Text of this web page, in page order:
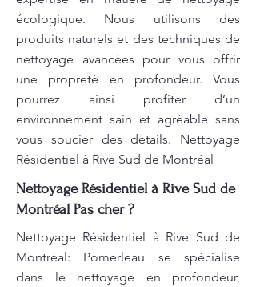
écologique. Nous utilisons des
produits naturels et des techniques de
nettoyage avancées pour vous offrir
une propreté en profondeur. Vous
pourrez ainsi profiter d’un
environnement sain et agréable sans
vous soucier des détails. Nettoyage
Résidentiel à Rive Sud de Montréal
Nettoyage Résidentiel à Rive Sud de
Montréal Pas cher ?
Nettoyage Résidentiel à Rive Sud de
Montréal: Pomerleau se spécialise
dans le nettoyage en profondeur,